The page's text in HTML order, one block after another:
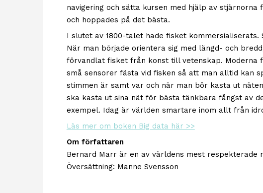
navigering och sätta kursen med hjälp av
och hoppades på det bästa.
I slutet av 1800-talet hade fisket
När man började orientera sig med längd- och
förvandlat fisket från konst till vetenskap. Moderna
små sensorer fästa vid fisken så att man alltid kan
stimmen är samt var och när man bör kasta ut
ska kasta ut sina nät för bästa tänkbara fångst av
exempel. Idag är världen smartare inom allt från
Läs mer om boken Big data här >>
Om författaren
Bernard Marr är en av världens mest
Översättning: Manne Svensson